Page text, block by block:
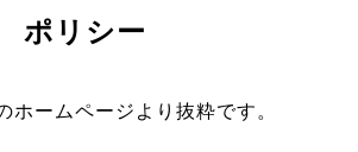
ポリシー
ホームページより抜粋です。